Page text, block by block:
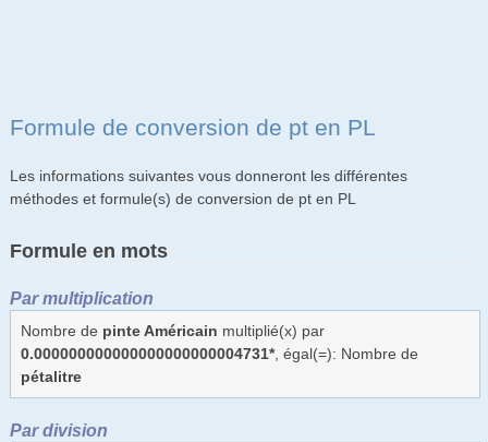
Formule de conversion de pt en PL
Les informations suivantes vous donneront les différentes
méthodes et formule(s) de conversion de pt en PL
Formule en mots
Par multiplication
Nombre de pinte Américain multiplié(x) par
0.000000000000000000000004731*, égal(=): Nombre de
pétalitre
Par division